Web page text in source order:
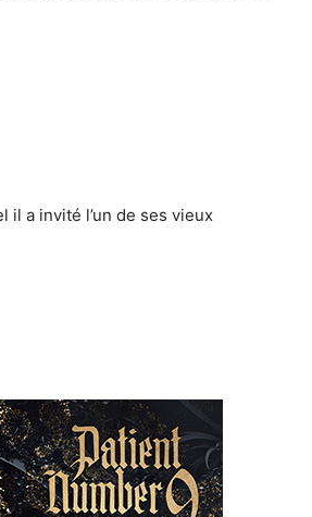
a invité l’un de ses vieux